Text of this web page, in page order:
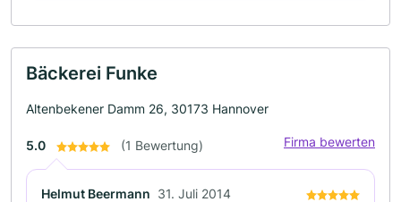
Bäckerei Funke
Altenbekener Damm 26, 30173 Hannover
5.0 (1 Bewertung) Firma bewerten
Helmut Beermann 31. Juli 2014